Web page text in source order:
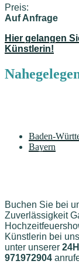
Preis:
Auf Anfrage
Hier gelangen
Künstlerin!
Baden-
Bayern
Buchen Sie bei
Zuverlässigkeit
Künstlerin bei
unter unserer
971972904